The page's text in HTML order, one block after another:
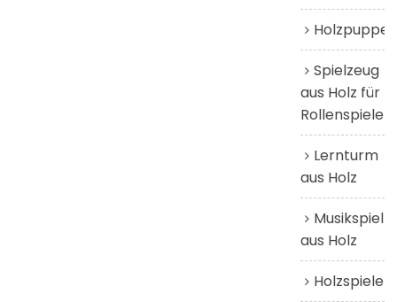
Spielzeug
aus Holz für
Rollenspiele
Lernturm
aus Holz
aus Holz
Holzspiele